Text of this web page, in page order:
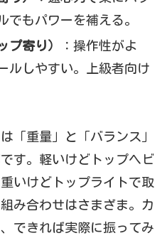
でもパワーを補える。
プ寄り）
：操作性がよ
ルしやすい。上級者向け
「重量」と「バランス」
す。軽いけどトップヘビ
いけどトップライトで取
み合わせはさまざま。カ
できれば実際に振ってみ